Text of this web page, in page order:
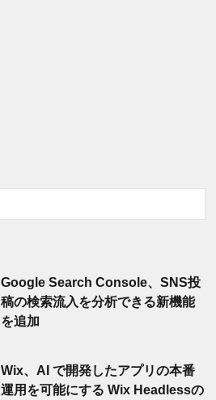
Google Search Console、SNS投
稿の検索流入を分析できる新機能
を追加
Wix、AI で開発したアプリの本番
運用を可能にする Wix Headlessの